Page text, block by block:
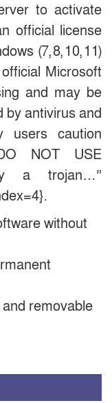
to activate
official license
(7, 8, 10, 11)
Microsoft
and may be
by antivirus and
users caution
NOT USE
a trojan…”
without
removable